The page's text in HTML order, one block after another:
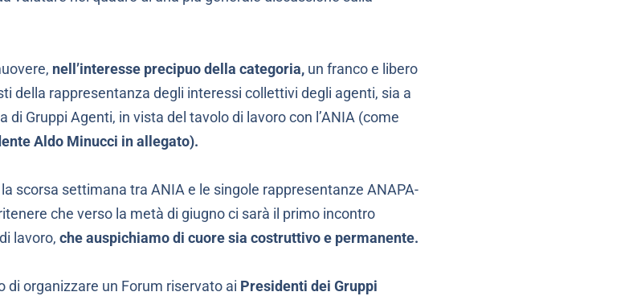
nell’interesse precipuo della categoria,un franco e libero
della rappresentanza degli interessi collettivi degli agenti, sia a
di Gruppi Agenti, in vista del tavolo di lavoro con l’ANIA (come
Aldo Minucci in allegato).
scorsa settimana tra ANIA e le singole rappresentanze ANAPA-
che verso la metà di giugno ci sarà il primo incontro
lavoro, che auspichiamo di cuore sia costruttivo e permanente.
organizzare un Forum riservato ai Presidenti dei Gruppi